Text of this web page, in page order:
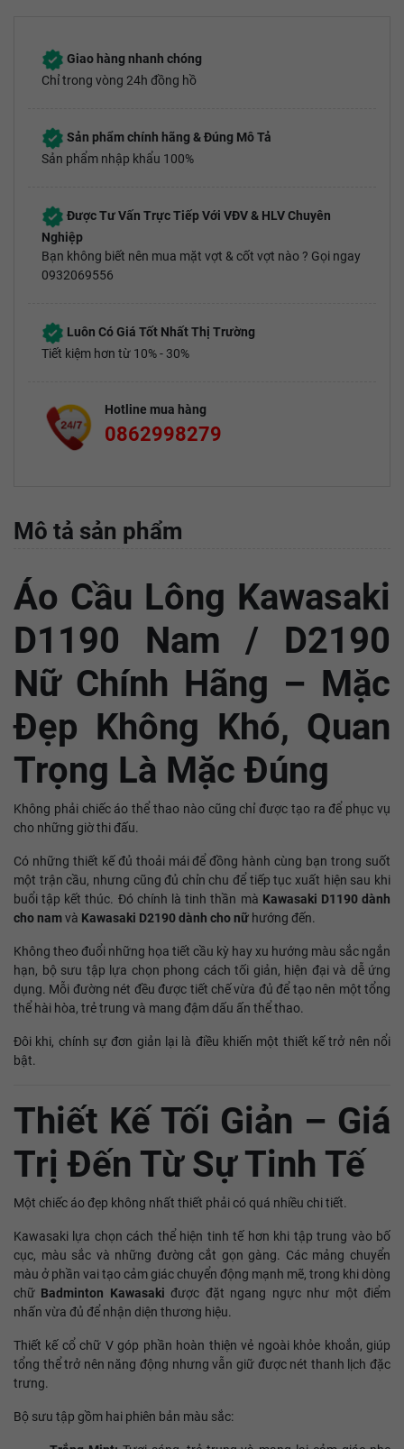
Giao hàng nhanh chóng
Chỉ trong vòng 24h đồng hồ
Sản phẩm chính hãng & Đúng Mô Tả
Sản phẩm nhập khẩu 100%
Được Tư Vấn Trực Tiếp Với VĐV & HLV Chuyên
Nghiệp
Bạn không biết nên mua mặt vợt & cốt vợt nào ? Gọi ngay
0932069556
Luôn Có Giá Tốt Nhất Thị Trường
Tiết kiệm hơn từ 10% - 30%
Hotline mua hàng
0862998279
Mô tả sản phẩm
Áo Cầu Lông Kawasaki
D1190 Nam / D2190
Nữ Chính Hãng – Mặc
Đẹp Không Khó, Quan
Trọng Là Mặc Đúng
Không phải chiếc áo thể thao nào cũng chỉ được tạo ra để phục vụ
cho những giờ thi đấu.
Có những thiết kế đủ thoải mái để đồng hành cùng bạn trong suốt
một trận cầu, nhưng cũng đủ chỉn chu để tiếp tục xuất hiện sau khi
buổi tập kết thúc. Đó chính là tinh thần mà Kawasaki D1190 dành
cho namvà Kawasaki D2190 dành cho nữ hướng đến.
Không theo đuổi những họa tiết cầu kỳ hay xu hướng màu sắc ngắn
hạn, bộ sưu tập lựa chọn phong cách tối giản, hiện đại và dễ ứng
dụng. Mỗi đường nét đều được tiết chế vừa đủ để tạo nên một tổng
thể hài hòa, trẻ trung và mang đậm dấu ấn thể thao.
Đôi khi, chính sự đơn giản lại là điều khiến một thiết kế trở nên nổi
bật.
Thiết Kế Tối Giản – Giá
Trị Đến Từ Sự Tinh Tế
Một chiếc áo đẹp không nhất thiết phải có quá nhiều chi tiết.
Kawasaki lựa chọn cách thể hiện tinh tế hơn khi tập trung vào bố
cục, màu sắc và những đường cắt gọn gàng. Các mảng chuyển
màu ở phần vai tạo cảm giác chuyển động mạnh mẽ, trong khi dòng
chữ Badminton Kawasaki được đặt ngang ngực như một điểm
nhấn vừa đủ để nhận diện thương hiệu.
Thiết kế cổ chữ V góp phần hoàn thiện vẻ ngoài khỏe khoắn, giúp
tổng thể trở nên năng động nhưng vẫn giữ được nét thanh lịch đặc
trưng.
Bộ sưu tập gồm hai phiên bản màu sắc: